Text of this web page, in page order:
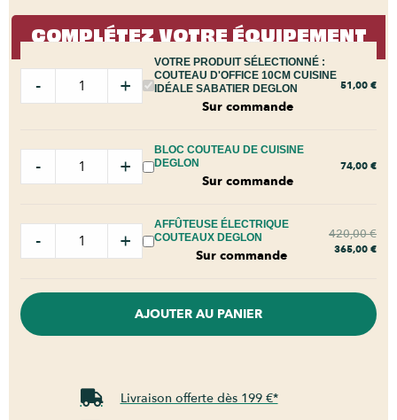
COMPLÉTEZ VOTRE ÉQUIPEMENT
VOTRE PRODUIT SÉLECTIONNÉ :
COUTEAU D'OFFICE 10CM CUISINE
IDÉALE SABATIER DEGLON
Sur commande
- + 51,00 €
BLOC COUTEAU DE CUISINE
DEGLON
Sur commande
- + 74,00 €
AFFÛTEUSE ÉLECTRIQUE
COUTEAUX DEGLON
Sur commande
- + 420,00€
365,00 €
AJOUTER AU PANIER
Livraison offerte dès 199 €*